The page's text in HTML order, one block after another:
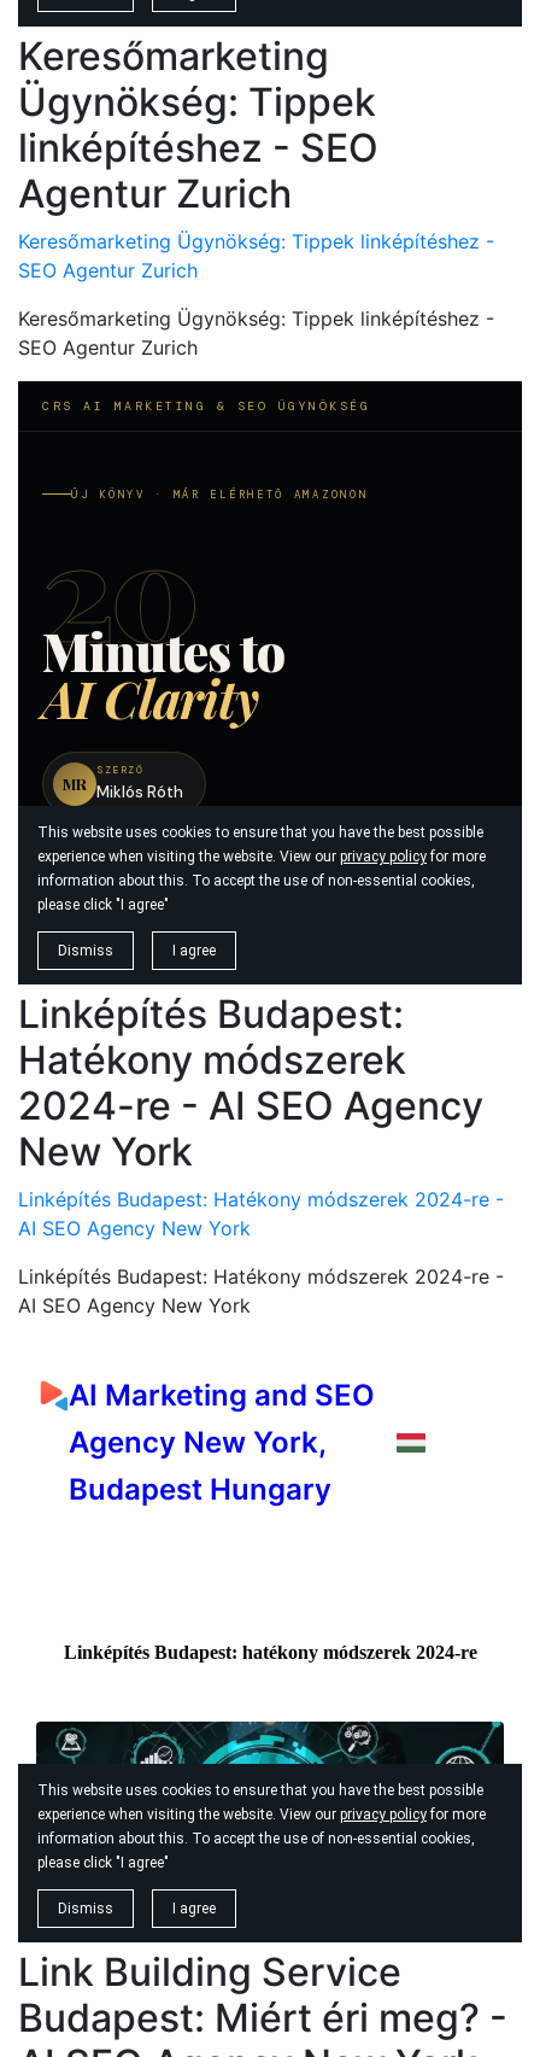
Keresőmarketing
Ügynökség: Tippek
linképítéshez - SEO
Agentur Zurich
Keresőmarketing Ügynökség: Tippek linképítéshez -
SEO Agentur Zurich
Keresőmarketing Ügynökség: Tippek linképítéshez -
SEO Agentur Zurich
Linképítés Budapest:
Hatékony módszerek
2024-re - AI SEO Agency
New York
Linképítés Budapest: Hatékony módszerek 2024-re -
AI SEO Agency New York
Linképítés Budapest: Hatékony módszerek 2024-re -
AI SEO Agency New York
Link Building Service
Budapest: Miért éri meg? -